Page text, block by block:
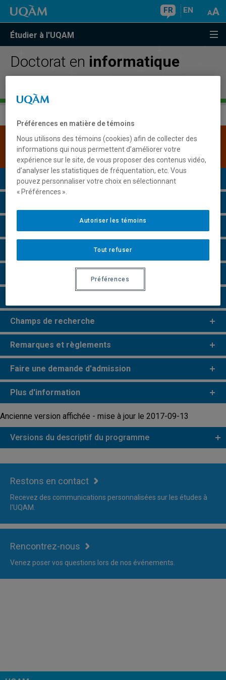
FR EN
Étudier à l'UQAM
Doctorat en informatique
Une version plus récente de ce programme est
disponible.Cliquez ici pour la consulter.
Présentation du programme
Cours à suivre et horaires
Grille de cheminement
Champs de recherche
Remarques et règlements
Faire une demande d'admission
Plus d'information
Ancienne version affichée - mise à jour le 2017-09-13
Versions du descriptif du programme
Restons en contact
Recevez des communications personnalisées sur les études à
l'UQAM.
Rencontrez-nous
Venez poser vos questions lors de nos événements.
Préférences en matière de témoins
Nous utilisons des témoins (cookies) afin de collecter des
informations qui nous permettent d’améliorer votre
expérience sur le site, de vous proposer des contenus vidéo,
d’analyser les statistiques de fréquentation, etc. Vous
pouvez personnaliser votre choix en sélectionnant
« Préférences ».
Tout refuser
Autoriser les témoins
Préférences